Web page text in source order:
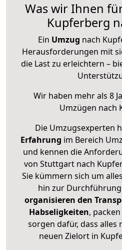
Was wir Ihnen
Kupferberg
Ein Umzug nach
Herausforderungen mit
die Last zu erleichtern –
Wir haben mehr als 8
Umzügen nach
Die Umzugsexperten
Erfahrung im Bereich
und kennen die
von Stuttgart nach
Sie kümmern sich um
hin zur
organisieren den
Habseligkeiten,
sorgen dafür, dass
neuen Zielort in